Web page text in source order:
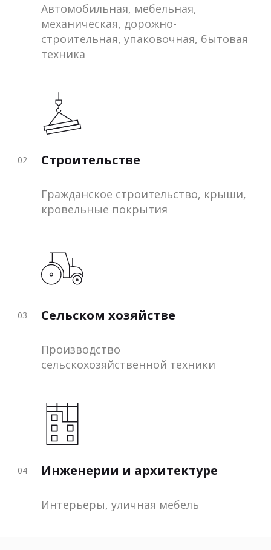
Автомобильная, мебельная,
механическая, дорожно-
строительная, упаковочная, бытовая
техника
02 Строительстве
Гражданское строительство, крыши,
кровельные покрытия
03 Сельском хозяйстве
Производство
сельскохозяйственной техники
04 Инженерии и архитектуре
Интерьеры, уличная мебель